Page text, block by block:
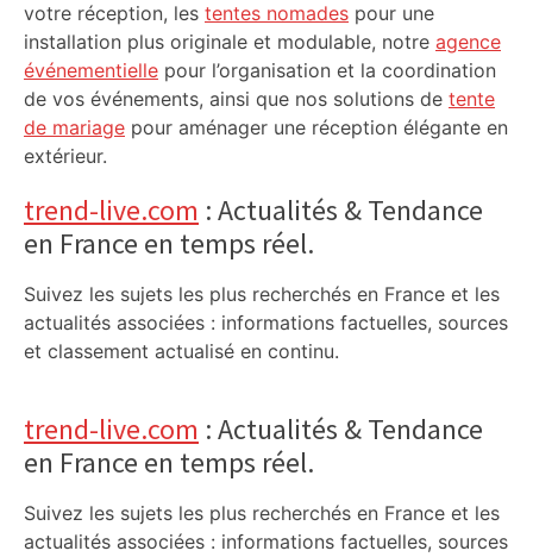
votre réception, les tentes nomades pour une
installation plus originale et modulable, notre agence
événementielle pour l’organisation et la coordination
de vos événements, ainsi que nos solutions de tente
de mariage pour aménager une réception élégante en
extérieur.
trend-live.com : Actualités & Tendance
en France en temps réel.
Suivez les sujets les plus recherchés en France et les
actualités associées : informations factuelles, sources
et classement actualisé en continu.
trend-live.com : Actualités & Tendance
en France en temps réel.
Suivez les sujets les plus recherchés en France et les
actualités associées : informations factuelles, sources